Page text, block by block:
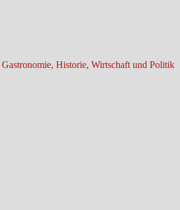
Historie, Wirtschaft und Politik